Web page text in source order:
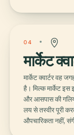
04
मार्केट
मार्केट क्वार्टर वह
है। मिल्क मार्केट इस
और आसपास की
लय से तस्वीर पूरी
औपचारिकता नहीं,